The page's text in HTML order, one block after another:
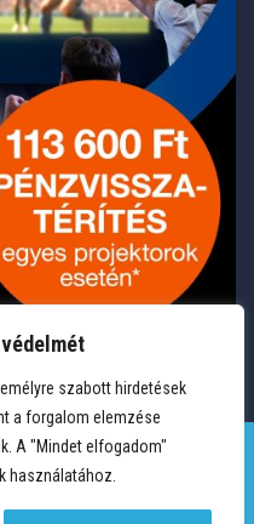
szabott hirdetések
a forgalom elemzése
A "Mindet elfogadom"
használatához.